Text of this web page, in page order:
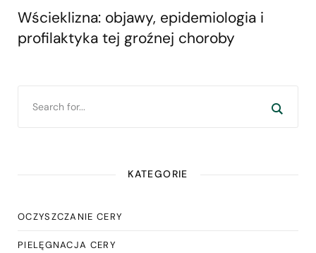
Wścieklizna: objawy, epidemiologia i
profilaktyka tej groźnej choroby
KATEGORIE
OCZYSZCZANIE CERY
PIELĘGNACJA CERY